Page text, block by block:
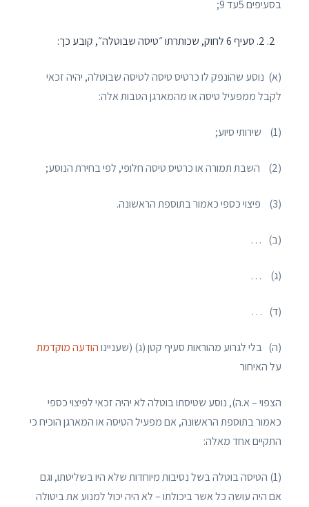
בסעיפים 5עד 9;
2. סעיף 6 לחוק, שכותרתו ״טיסה שבוטלה״, קובע כך:
(א) נוסע שהונפק לו כרטיס טיסה לטיסה שבוטלה, יהיה זכאי
לקבל ממפעיל טיסה או מהמארגן הטבות אלה:
(1) שירותי סיוע;
(2) השבת תמורה או כרטיס טיסה חלופי, לפי בחירת הנוסע;
(3) פיצוי כספי כאמור בתוספת הראשונה.
(ב) …
(ג) …
(ד) …
(ה) בלי לגרוע מהוראות סעיף קטן (ג) (שעניינוהודעה מוקדמת
על האיחור
הצפוי – א.ה), נוסע שטיסתו בוטלה לא יהיה זכאי לפיצוי כספי
כאמור בתוספת הראשונה, אם מפעיל הטיסה או המארגן הוכיח כי
התקיים אחד מאלה:
(1) הטיסה בוטלה בשל נסיבות מיוחדות שלא היו בשליטתו, וגם
אם היה עושה כל אשר ביכולתו – לא היה יכול למנוע את ביטולה